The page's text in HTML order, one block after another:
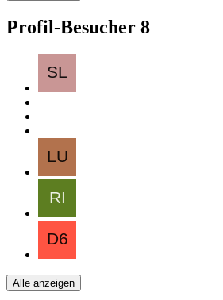
Profil-Besucher 8
Alle anzeigen